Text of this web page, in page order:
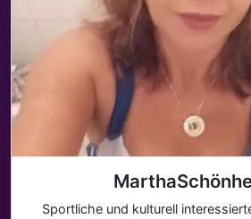
Sportliche und kulturell